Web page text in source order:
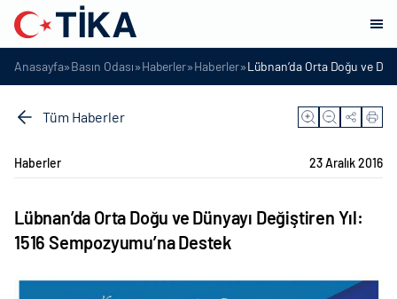
Anasayfa»Basın Odası»Haberler»Haberler»Lübnan’da Orta Doğu ve
Tüm Haberler
Haberler 23 Aralık 2016
Lübnan’da Orta Doğu ve Dünyayı Değiştiren Yıl:
1516 Sempozyumu’na Destek